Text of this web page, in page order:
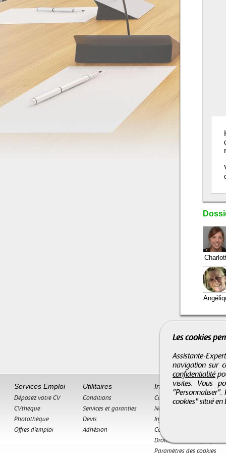
Services Emploi
Déposez votre CV
CVthèque
Photothèque
Offres d'emploi
Utilitaires
Conditions
Services et garanties
Devis
Adhésion
Informations
Contact
Nos partenaires
Informations légales
Conditions Génerales de
Droits d'auteur et
Paramètres des cookies
Les cookies
Assistante-
navigation sur
confidentialité
visites. Vous
cookies" situé en